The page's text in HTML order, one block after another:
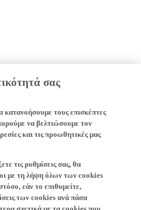
σας
τους επισκέπτες
να βελτιώσουμε τον
και τις προωθητικές μας
τις ρυθμίσεις σας, θα
με τη λήψη όλων των cookies
εάν το επιθυμείτε,
των cookies ανά πάσα
σχετικά με τα cookies που